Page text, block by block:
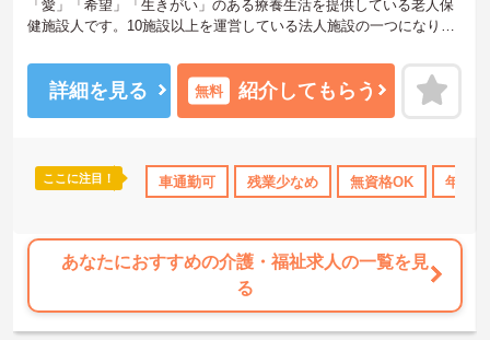
日勤のみ 研修制度あり 社会保険完備
「愛」「希望」「生きがい」のある療養生活を提供している老人保
健施設人です。10施設以上を運営している法人施設の一つになりま
車通勤可能で残業も少なめです。
ご興味のある方はお気軽にお問い合わせ下さい。
詳細を見る 無料 紹介してもらう
ここに注目！ 車通勤可 残業少なめ 無資格OK 年間
あなたにおすすめの介護・福祉求人の一覧を見
る